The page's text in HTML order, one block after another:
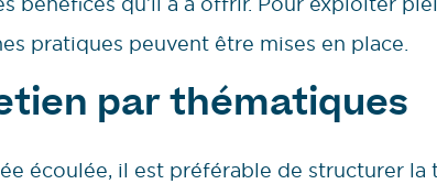
pratiques peuvent être mises en place.
par thématiques
écoulée, il est préférable de structurer la